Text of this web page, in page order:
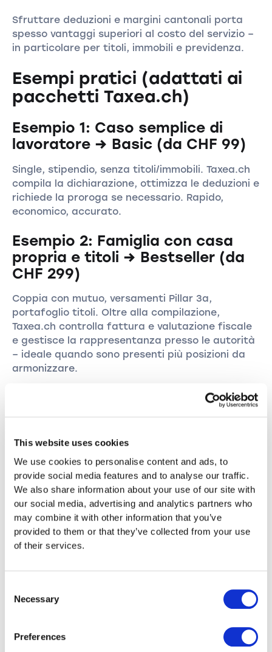
This website uses cookies
We use cookies to personalise content and ads, to
provide social media features and to analyse our traffic.
We also share information about your use of our site with
our social media, advertising and analytics partners who
may combine it with other information that you’ve
provided to them or that they’ve collected from your use
of their services.
Selection
Necessary
Preferences
Sfruttare deduzioni e margini cantonali porta
spesso vantaggi superiori al costo del servizio –
in particolare per titoli, immobili e previdenza.
Esempi pratici (adattati ai
pacchetti Taxea.ch)
Esempio 1: Caso semplice di
lavoratore → Basic (da CHF 99)
Single, stipendio, senza titoli/immobili. Taxea.ch
compila la dichiarazione, ottimizza le deduzioni e
richiede la proroga se necessario. Rapido,
economico, accurato.
Esempio 2: Famiglia con casa
propria e titoli → Bestseller (da
CHF 299)
Coppia con mutuo, versamenti Pillar 3a,
portafoglio titoli. Oltre alla compilazione,
Taxea.ch controlla fattura e valutazione fiscale
e gestisce la rappresentanza presso le autorità
– ideale quando sono presenti più posizioni da
armonizzare.
Esempio 3: Caso complesso e
urgente → Prime (da CHF 499)
Ritorno dall’estero, proprietà immobiliari, redditi
Taxea.ch consegna entro 10 giorni lavorativi,
effettua il controllo ottimizzazione fiscale e
chiarisce i punti aperti nel colloquio di
consulenza. Risultato: rispettato termine,
ottimizzato, senza stress.
Conclusione
dipendono dall’impegno individuale. Con i
pacchetti chiari di Taxea.ch, i privati ottengono
necessario – dal Basic a CHF 99 fino al Prime con